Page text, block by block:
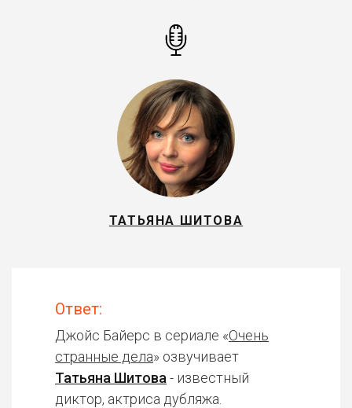
ТАТЬЯНА ШИТОВА
Ответ:
Джойс Байерс в сериале «Очень
странные дела» озвучивает
Татьяна Шитова - известный
диктор, актриса дубляжа.